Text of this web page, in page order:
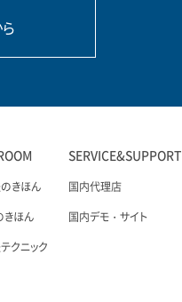
きほん
きほん
クニック
SERVICE&SUPPORT
国内代理店
国内デモ・サイト